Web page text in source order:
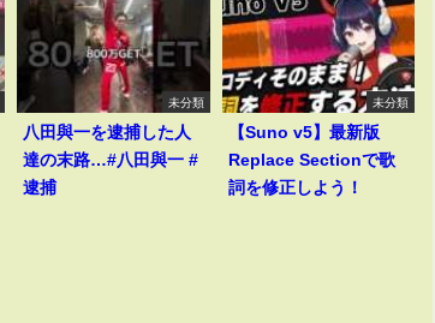
未分類
八田與一を逮捕した人
達の末路…#八田與一 #
逮捕
未分類
【Suno v5】最新版
Replace Sectionで歌
詞を修正しよう！